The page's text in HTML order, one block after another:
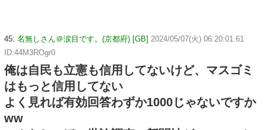
45: 名無しさん＠涙目です。(京都府) [GB] 2024/05/07(火) 06:20:01.61
ID:44M3ROgr0
俺は自民も立憲も信用してないけど、マスゴミ
はもっと信用してない
よく見れば有効回答わずか1000じゃないですか
ww